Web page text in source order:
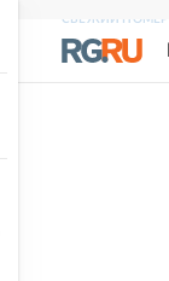
СВЕЖИЙ НОМЕР